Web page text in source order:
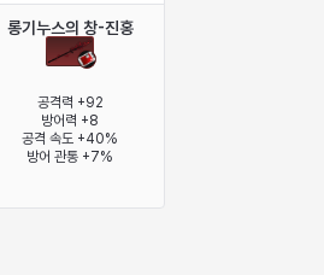
롱기누스의 창-진홍
공격력 +92
방어력 +8
공격 속도 +40%
방어 관통 +7%